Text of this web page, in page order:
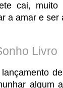
cai, muito
a amar e ser
Livro
algum